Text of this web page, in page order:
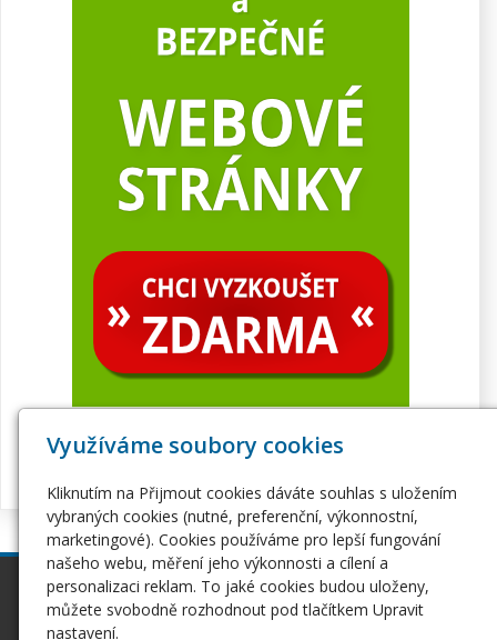
inPage
Webové stránky
Webhosting
Hosting
Využíváme soubory cookies
Kliknutím na Přijmout cookies dáváte souhlas s uložením
vybraných cookies (nutné, preferenční, výkonnostní,
marketingové). Cookies používáme pro lepší fungování
našeho webu, měření jeho výkonnosti a cílení a
personalizaci reklam. To jaké cookies budou uloženy,
můžete svobodně rozhodnout pod tlačítkem Upravit
nastavení.